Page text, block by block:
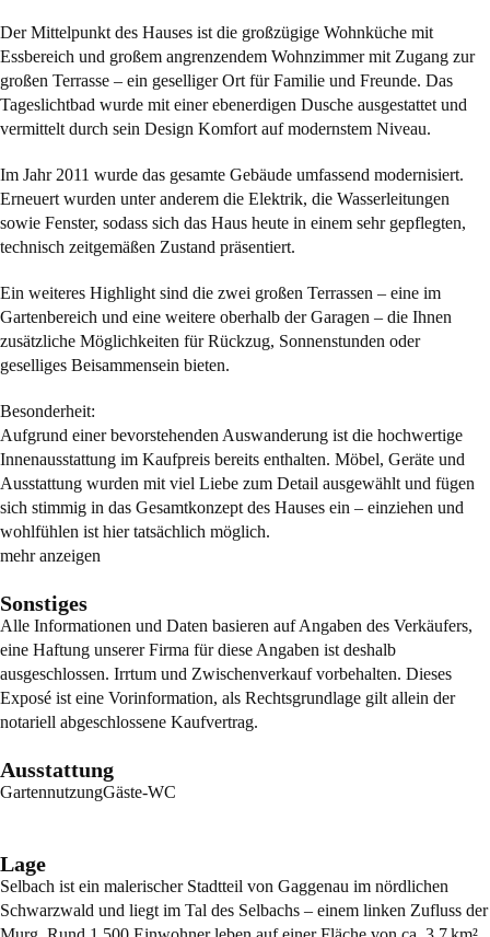
Der Mittelpunkt des Hauses ist die großzügige Wohnküche mit
Essbereich und großem angrenzendem Wohnzimmer mit Zugang zur
großen Terrasse – ein geselliger Ort für Familie und Freunde. Das
Tageslichtbad wurde mit einer ebenerdigen Dusche ausgestattet und
vermittelt durch sein Design Komfort auf modernstem Niveau.
Im Jahr 2011 wurde das gesamte Gebäude umfassend modernisiert.
Erneuert wurden unter anderem die Elektrik, die Wasserleitungen
sowie Fenster, sodass sich das Haus heute in einem sehr gepflegten,
technisch zeitgemäßen Zustand präsentiert.
Ein weiteres Highlight sind die zwei großen Terrassen – eine im
Gartenbereich und eine weitere oberhalb der Garagen – die Ihnen
zusätzliche Möglichkeiten für Rückzug, Sonnenstunden oder
geselliges Beisammensein bieten.
Besonderheit:
Aufgrund einer bevorstehenden Auswanderung ist die hochwertige
Innenausstattung im Kaufpreis bereits enthalten. Möbel, Geräte und
Ausstattung wurden mit viel Liebe zum Detail ausgewählt und fügen
sich stimmig in das Gesamtkonzept des Hauses ein – einziehen und
wohlfühlen ist hier tatsächlich möglich.
mehr anzeigen
Sonstiges
Alle Informationen und Daten basieren auf Angaben des Verkäufers,
eine Haftung unserer Firma für diese Angaben ist deshalb
ausgeschlossen. Irrtum und Zwischenverkauf vorbehalten. Dieses
Exposé ist eine Vorinformation, als Rechtsgrundlage gilt allein der
notariell abgeschlossene Kaufvertrag.
Ausstattung
GartennutzungGäste-WC
Lage
Selbach ist ein malerischer Stadtteil von Gaggenau im nördlichen
Schwarzwald und liegt im Tal des Selbachs – einem linken Zufluss der